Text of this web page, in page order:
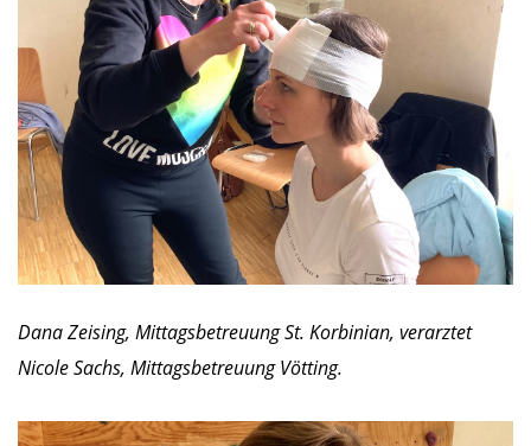
Dana Zeising, Mittagsbetreuung St. Korbinian, verarztet
Nicole Sachs, Mittagsbetreuung Vötting.